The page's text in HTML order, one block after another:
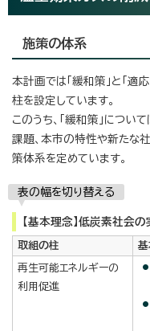
施策の体系
本計画では「緩和策」と「
柱を設定しています。
このうち、「緩和策」につい
課題、本市の特性や新たな
策体系を定めています。
表の幅を切り替える
【基本理念】低炭素社会
取組の柱 基
再生可能エネルギーの
利用促進